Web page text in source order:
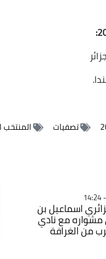
تصفيات المنتخب
اسماعيل بن
مشواره مع نادي
من الغرافة